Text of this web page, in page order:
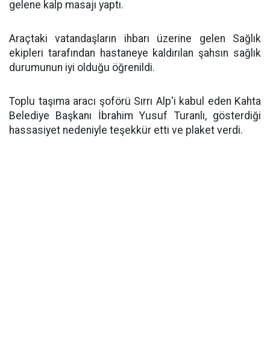
gelene kalp masajı yaptı.
Araçtaki vatandaşların ihbarı üzerine gelen Sağlık
ekipleri tarafından hastaneye kaldırılan şahsın sağlık
durumunun iyi olduğu öğrenildi.
Toplu taşıma aracı şoförü Sırrı Alp'i kabul eden Kahta
Belediye Başkanı İbrahim Yusuf Turanlı, gösterdiği
hassasiyet nedeniyle teşekkür etti ve plaket verdi.